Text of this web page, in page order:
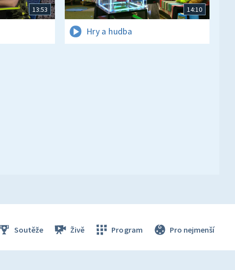
13:53 14:10
Hry a hudba
Soutěže Živě Program Pro nejmenší